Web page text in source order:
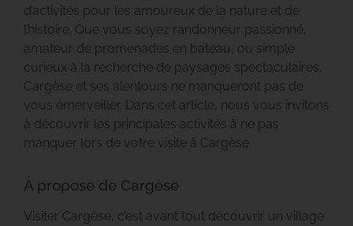
d’activités pour les amoureux de la nature et de
l’histoire. Que vous soyez randonneur passionné,
amateur de promenades en bateau, ou simple
curieux à la recherche de paysages spectaculaires,
Cargèse et ses alentours ne manqueront pas de
vous émerveiller. Dans cet article, nous vous invitons
à découvrir les principales activités à ne pas
manquer lors de votre visite à Cargèse.
À propose de Cargèse
Visiter Cargèse, c’est avant tout découvrir un village